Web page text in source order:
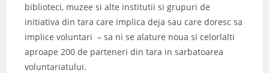
biblioteci, muzee si alte institutii si grupuri de
initiativa din tara care implica deja sau care doresc sa
implice voluntari – sa ni se alature noua si celorlalti
aproape 200 de parteneri din tara in sarbatoarea
voluntariatului.